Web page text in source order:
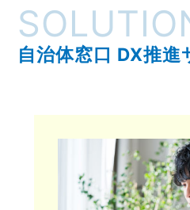
自治体窓口 DX推進